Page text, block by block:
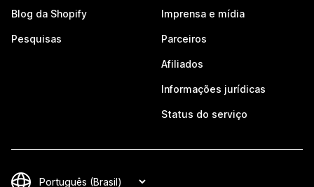
Blog da Shopify
Pesquisas
Imprensa e mídia
Parceiros
Afiliados
Informações jurídicas
Status do serviço